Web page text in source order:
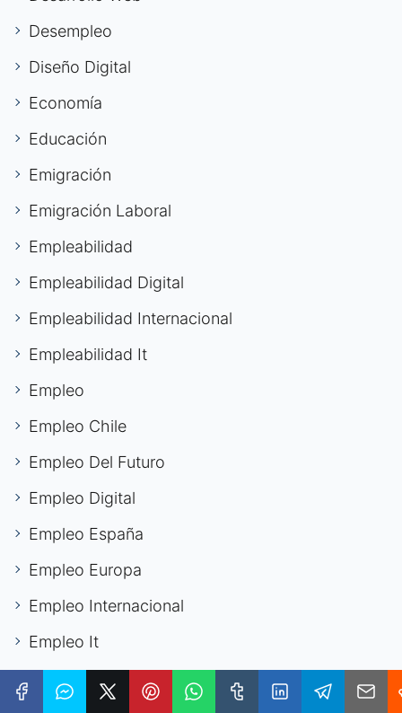
Desempleo
Diseño Digital
Economía
Educación
Emigración
Emigración Laboral
Empleabilidad
Empleabilidad Digital
Empleabilidad Internacional
Empleabilidad It
Empleo
Empleo Chile
Empleo Del Futuro
Empleo Digital
Empleo España
Empleo Europa
Empleo Internacional
Empleo It